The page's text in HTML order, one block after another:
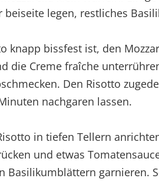
legen, restliches
knapp bissfest ist, den
die Creme fraîche
Den Risotto
nachgaren lassen.
in tiefen Tellern
und etwas
Basilikumblättern garnieren.